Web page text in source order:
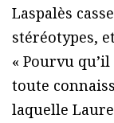
Laspalès
stéréotypes,
« Pourvu
toute
laquelle